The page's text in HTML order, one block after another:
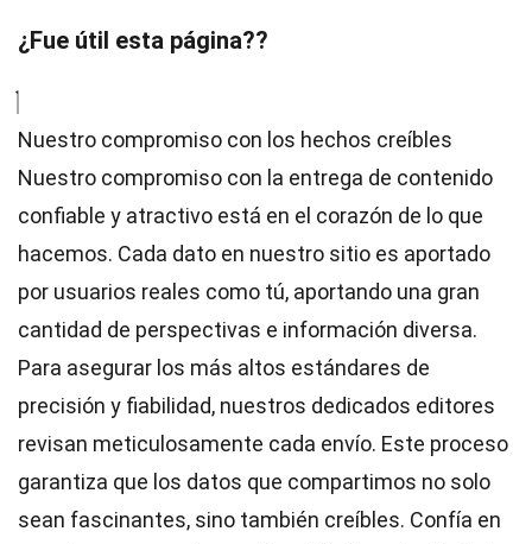
¿Fue útil esta página??
Nuestro compromiso con los hechos creíbles
Nuestro compromiso con la entrega de contenido
confiable y atractivo está en el corazón de lo que
hacemos. Cada dato en nuestro sitio es aportado
por usuarios reales como tú, aportando una gran
cantidad de perspectivas e información diversa.
Para asegurar los más altos estándares de
precisión y fiabilidad, nuestros dedicados editores
revisan meticulosamente cada envío. Este proceso
garantiza que los datos que compartimos no solo
sean fascinantes, sino también creíbles. Confía en